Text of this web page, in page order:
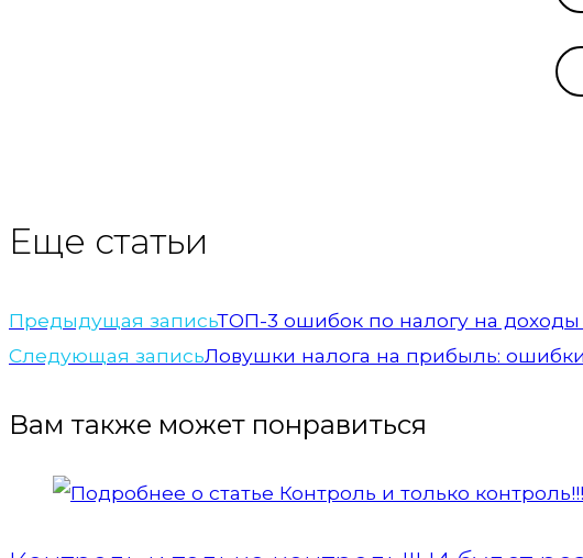
Еще статьи
Предыдущая записьТОП-3 ошибок по налогу на доходы
Следующая записьЛовушки налога на прибыль:
Вам также может понравиться